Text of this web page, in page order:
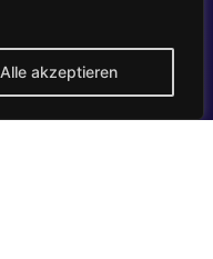
Alle akzeptieren